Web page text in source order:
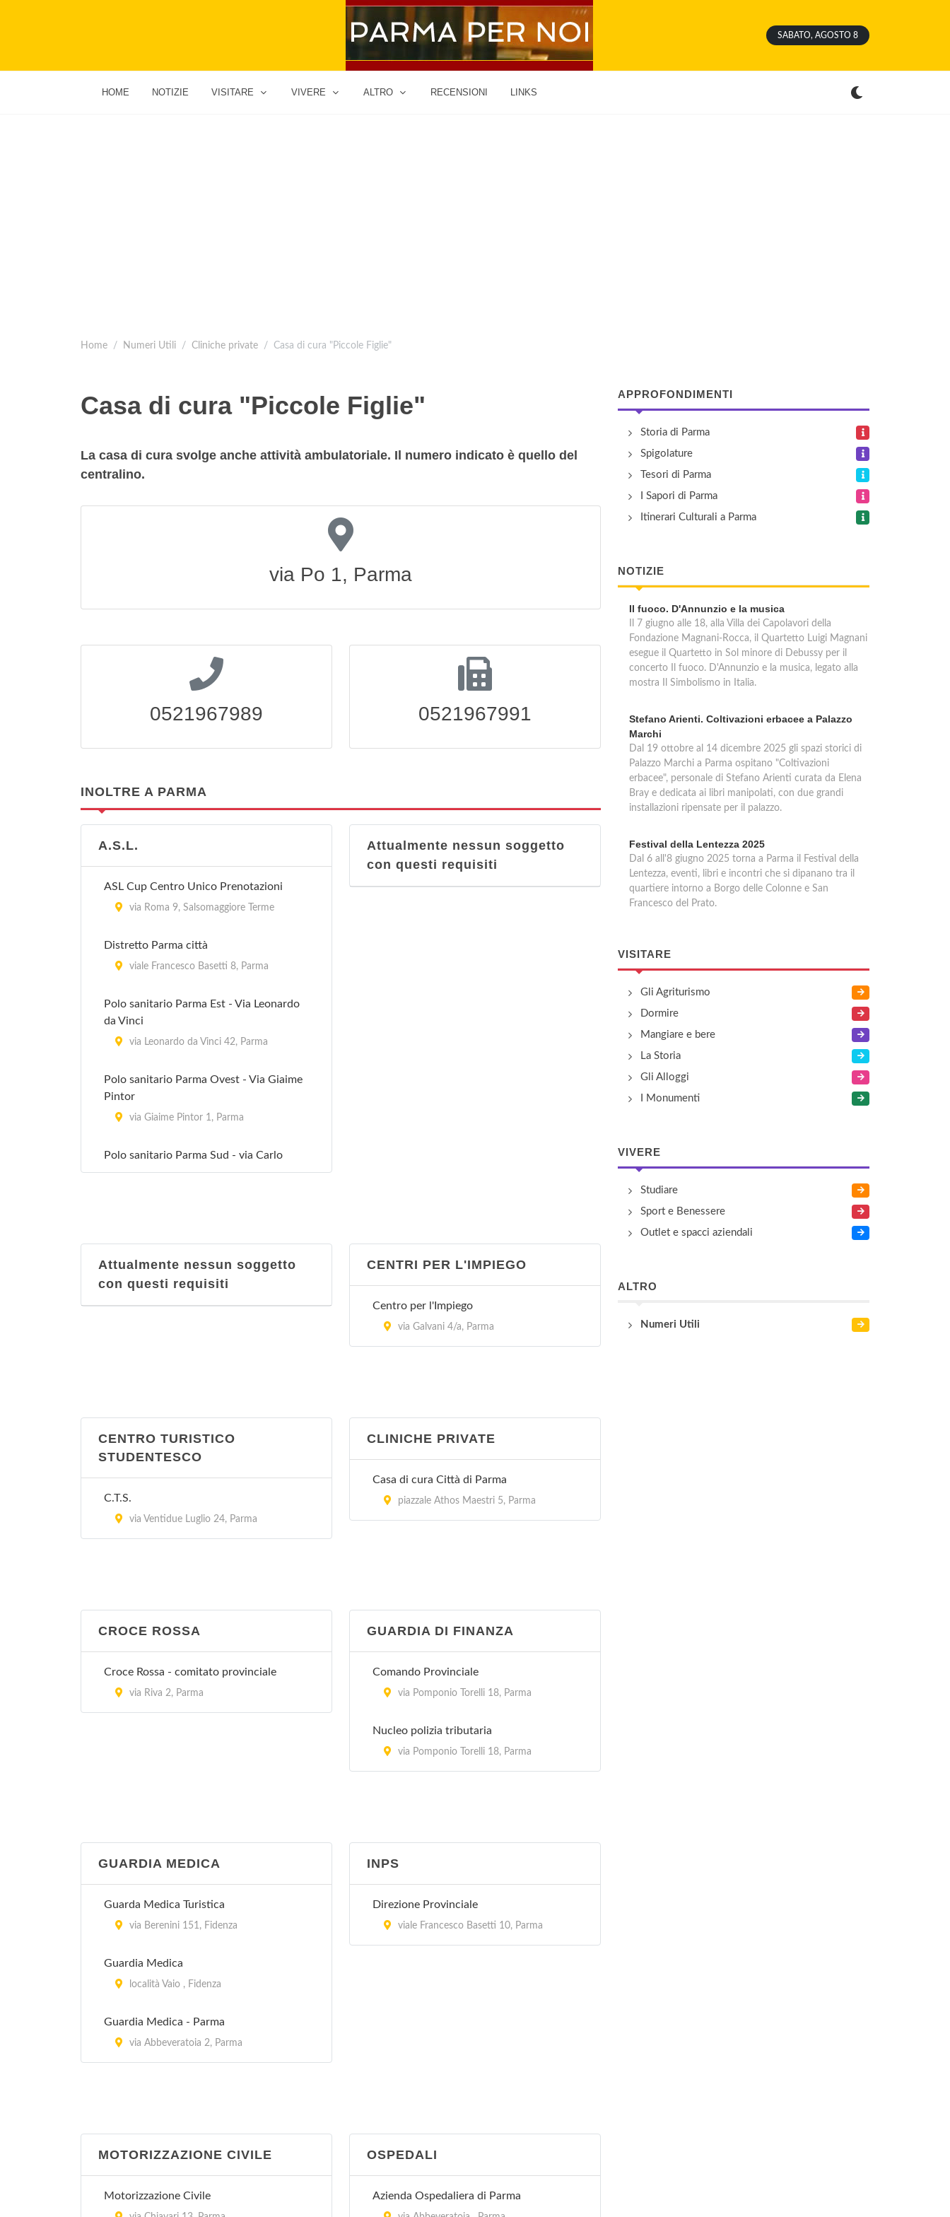
SABATO, AGOSTO 8
HOME NOTIZIE VISITARE VIVERE ALTRO RECENSIONI LINKS
Home Numeri Utili Cliniche private Casa di cura "Piccole Figlie"
Casa di cura "Piccole Figlie"
La casa di cura svolge anche attività ambulatoriale. Il numero indicato è quello del
centralino.
via Po 1, Parma
0521967989 0521967991
INOLTRE A PARMA
A.S.L.
ASL Cup Centro Unico Prenotazioni
via Roma 9, Salsomaggiore Terme
Distretto Parma città
viale Francesco Basetti 8, Parma
Polo sanitario Parma Est - Via Leonardo
da Vinci
via Leonardo da Vinci 42, Parma
Polo sanitario Parma Ovest - Via Giaime
Pintor
via Giaime Pintor 1, Parma
Polo sanitario Parma Sud - via Carlo
Raimondi
Attualmente nessun soggetto
con questi requisiti
Attualmente nessun soggetto
con questi requisiti
CENTRI PER L'IMPIEGO
Centro per l'Impiego
via Galvani 4/a, Parma
CENTRO TURISTICO
STUDENTESCO
C.T.S.
via Ventidue Luglio 24, Parma
CLINICHE PRIVATE
Casa di cura Città di Parma
piazzale Athos Maestri 5, Parma
CROCE ROSSA
Croce Rossa - comitato provinciale
via Riva 2, Parma
GUARDIA DI FINANZA
Comando Provinciale
via Pomponio Torelli 18, Parma
Nucleo polizia tributaria
via Pomponio Torelli 18, Parma
GUARDIA MEDICA
Guarda Medica Turistica
via Berenini 151, Fidenza
Guardia Medica
località Vaio , Fidenza
Guardia Medica - Parma
via Abbeveratoia 2, Parma
INPS
Direzione Provinciale
viale Francesco Basetti 10, Parma
MOTORIZZAZIONE CIVILE
Motorizzazione Civile
OSPEDALI
Azienda Ospedaliera di Parma
APPROFONDIMENTI
Storia di Parma
Spigolature
Tesori di Parma
I Sapori di Parma
Itinerari Culturali a Parma
NOTIZIE
Il fuoco. D'Annunzio e la musica
Il 7 giugno alle 18, alla Villa dei Capolavori della
Fondazione Magnani-Rocca, il Quartetto Luigi Magnani
esegue il Quartetto in Sol minore di Debussy per il
concerto Il fuoco. D'Annunzio e la musica, legato alla
mostra Il Simbolismo in Italia.
Stefano Arienti. Coltivazioni erbacee a Palazzo
Marchi
Dal 19 ottobre al 14 dicembre 2025 gli spazi storici di
Palazzo Marchi a Parma ospitano "Coltivazioni
erbacee", personale di Stefano Arienti curata da Elena
Bray e dedicata ai libri manipolati, con due grandi
installazioni ripensate per il palazzo.
Festival della Lentezza 2025
Dal 6 all'8 giugno 2025 torna a Parma il Festival della
Lentezza, eventi, libri e incontri che si dipanano tra il
quartiere intorno a Borgo delle Colonne e San
Francesco del Prato.
VISITARE
Gli Agriturismo
Dormire
Mangiare e bere
La Storia
Gli Alloggi
I Monumenti
VIVERE
Studiare
Sport e Benessere
Outlet e spacci aziendali
ALTRO
Numeri Utili